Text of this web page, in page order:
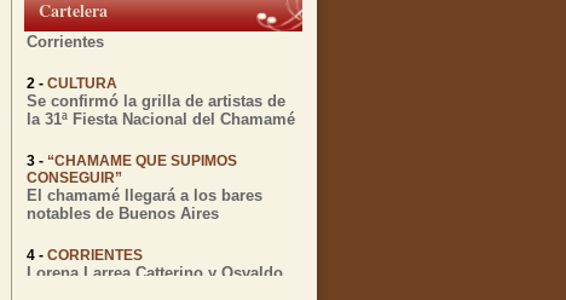
Cartelera
realizarán esta semana en
Corrientes
Se confirmó la grilla de artistas de
la 31ª Fiesta Nacional del Chamamé
CONSEGUIR”
El chamamé llegará a los bares
notables de Buenos Aires
Lorena Larrea Catterino y Osvaldo
Gomez presentan "Chamamé en